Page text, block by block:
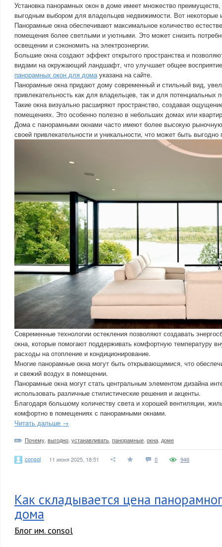
Установка панорамных окон в доме имеет множество
выгодным выбором для владельцев недвижимости. Вот некоторые
Панорамные окна обеспечивают максимальное количество
помещения более светлыми и уютными. Это может снизить
освещении и сэкономить на электроэнергии.
Большие окна создают эффект открытого пространства и
видами на окружающий ландшафт, что улучшает общее
панорамных окон для домауказана на сайте.
Панорамные окна придают дому современный и стильный вид,
привлекательность как для владельцев, так и для потенциальных
Такие окна визуально расширяют пространство, создавая
помещениях. Это особенно полезно в небольших домах или
Дома с панорамными окнами часто имеют более высокую
своей привлекательности и уникальности, что может быть
Современные технологии остекления позволяют создавать
окна, которые помогают поддерживать комфортную температуру
расходы на отопление и кондиционирование.
Многие панорамные окна могут быть открывающимися, что
и свежий воздух в помещении.
Панорамные окна могут стать центральным элементом дизайна
использовать различные стилистические решения и акценты.
Благодаря большому количеству света и хорошей вентиляции,
комфортно в помещениях с панорамными окнами.
Читать дальше →
Почему выгодно устанавливать панорамные окна доме
consol 11 июня 2025, 18:51 0 946
Как складывается цена
дома
Блог им. consol